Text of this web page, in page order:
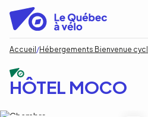
contenu
principal
Fil
d'Ariane
Accueil Hébergements Bienvenue
HÔTEL MOCO